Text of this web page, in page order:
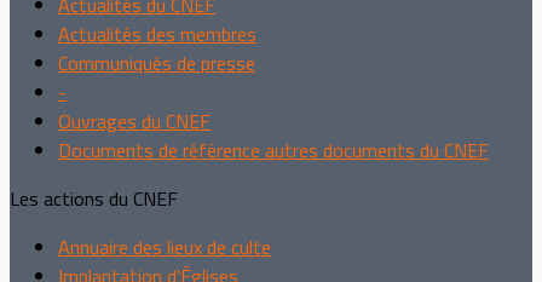
Actualités des membres
Communiqués de presse
-
Ouvrages du CNEF
Documents de référence autres documents du CNEF
Les actions du CNEF
Annuaire des lieux de culte
Implantation d'Églises